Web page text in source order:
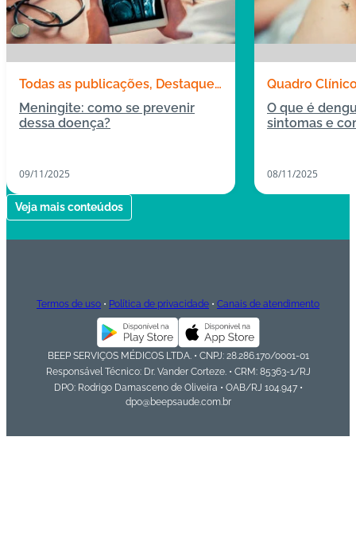
Todas as publicações Destaques
Quadro Clínico
Meningite: como se prevenir
dessa doença?
09/11/2025
Quadro
O que é
sintomas e
08/11/2025
Veja mais conteúdos
Termos de uso • Política de privacidade • Canais de atendimento
BEEP SERVIÇOS MÉDICOS LTDA. • CNPJ: 28.286.170/0001-01
Responsável Técnico: Dr. Vander Corteze. • CRM: 85363-1/RJ
DPO: Rodrigo Damasceno de Oliveira • OAB/RJ 104.947 •
dpo@beepsaude.com.br